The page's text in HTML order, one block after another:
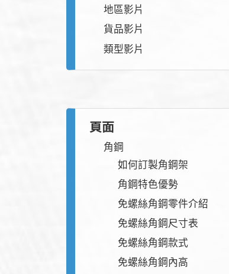
地區影片
貨品影片
類型影片
頁面
角鋼
如何訂製角鋼架
角鋼特色優勢
免螺絲角鋼零件介紹
免螺絲角鋼尺寸表
免螺絲角鋼款式
免螺絲角鋼內高